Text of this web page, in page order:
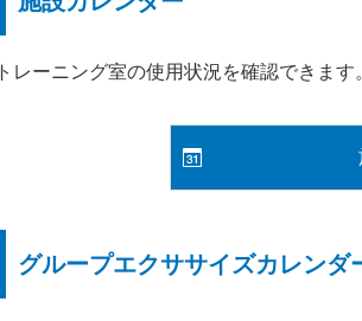
トレーニング室の使用状況を確認できます
グループエクササイズカレンダ